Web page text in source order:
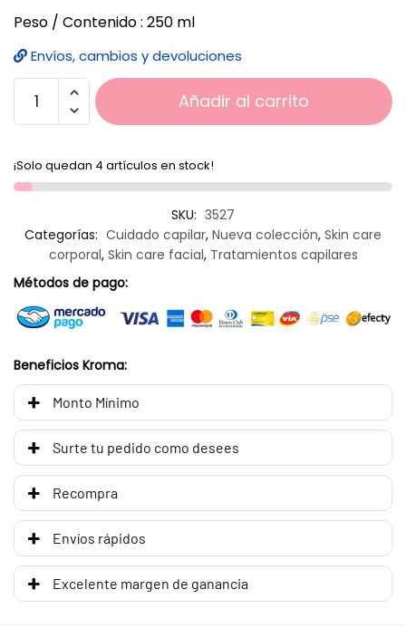
Peso / Contenido : 250 ml
Envíos, cambios y devoluciones
Añadir al carrito
¡Solo quedan 4 artículos en stock!
SKU: 3527
Categorías: Cuidado capilar, Nueva colección, Skin care
corporal, Skin care facial, Tratamientos capilares
Métodos de pago:
Beneficios Kroma:
Monto Mínimo
Surte tu pedido como desees
Recompra
Envíos rápidos
Excelente margen de ganancia